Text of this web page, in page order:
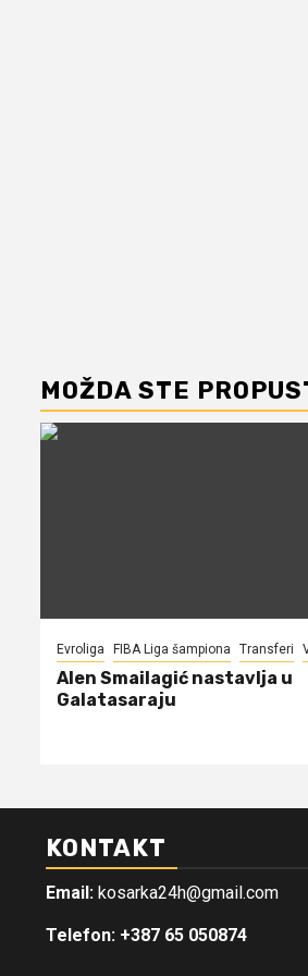
MOŽDA STE
Evroliga FIBA Liga šampiona Transferi
Alen Smailagić nastavlja u
Galatasaraju
KONTAKT
Email: kosarka24h@gmail.com
Telefon: +387 65 050874